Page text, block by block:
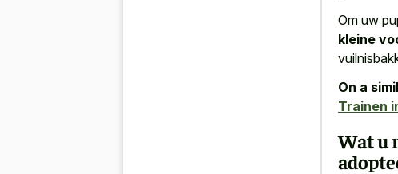
Om uw
kleine
On a
Trainen
Wat u